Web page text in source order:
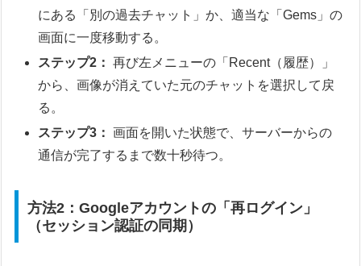
にある「別の過去チャット」か、適当な「Gems」の
画面に一度移動する。
ステップ2： 再び左メニューの「Recent（履歴）」
から、画像が消えていた元のチャットを選択して戻
る。
ステップ3： 画面を開いた状態で、サーバーからの
通信が完了するまで数十秒待つ。
方法2：Googleアカウントの「再ログイン」
（セッション認証の同期）